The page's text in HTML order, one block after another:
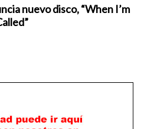
nuevo disco, “When I’m